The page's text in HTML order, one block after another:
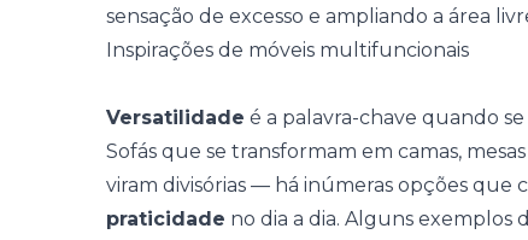
sensação de excesso e ampliando a área
Inspirações de móveis multifuncionais
Versatilidade é a palavra-chave quando
Sofás que se transformam em camas,
viram divisórias — há inúmeras opções que
praticidade no dia a dia. Alguns exemplos